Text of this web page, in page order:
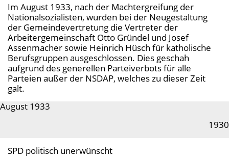
Im August 1933, nach der Machtergreifung der
Nationalsozialisten, wurden bei der Neugestaltung
der Gemeindevertretung die Vertreter der
Arbeitergemeinschaft Otto Gründel und Josef
Assenmacher sowie Heinrich Hüsch für katholische
Berufsgruppen ausgeschlossen. Dies geschah
aufgrund des generellen Parteiverbots für alle
Parteien außer der NSDAP, welches zu dieser Zeit
galt.
August 1933
1930
SPD politisch unerwünscht